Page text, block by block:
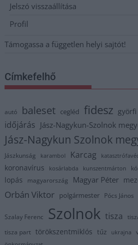
Jelszó visszaállítása
Profil
Támogassa a független helyi sajtót!
Címkefelhő
autó baleset cegléd fidesz
időjárás Jász-Nagykun-Szolnok
Jász-Nagykun Szolnok
Jászkunság karambol Karcag
koronavírus kosárlabda kunszentmárton
lopás magyarország Magyar Péter
Orbán Viktor polgármester Pócs János
Szalay Ferenc Szolnok tisza
tisza part törökszentmiklós tűz ukrajna